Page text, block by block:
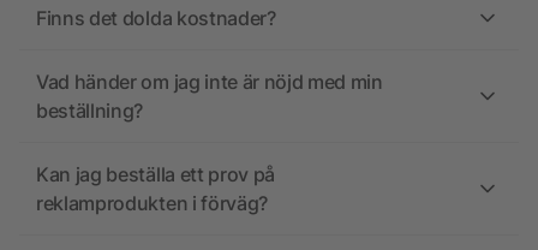
Finns det dolda kostnader?
Vad händer om jag inte är nöjd med min
beställning?
Kan jag beställa ett prov på
reklamprodukten i förväg?